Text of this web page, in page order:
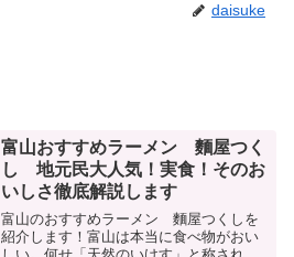
daisuke
富山おすすめラーメン 麵屋つく
し 地元民大人気！実食！そのお
いしさ徹底解説します
富山のおすすめラーメン 麵屋つくしを
紹介します！富山は本当に食べ物がおい